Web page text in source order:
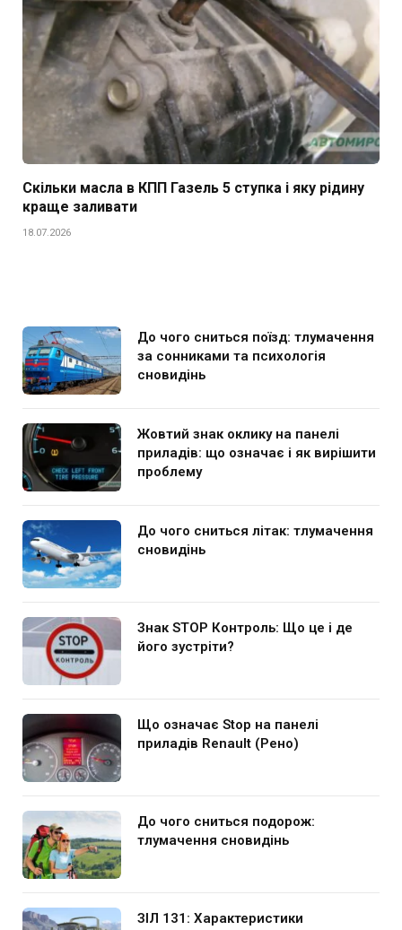
Скільки масла в КПП Газель 5 ступка і яку рідину
краще заливати
18.07.2026
До чого сниться поїзд: тлумачення
за сонниками та психологія
сновидінь
Жовтий знак оклику на панелі
приладів: що означає і як вирішити
проблему
До чого сниться літак: тлумачення
сновидінь
Знак STOP Контроль: Що це і де
його зустріти?
Що означає Stop на панелі
приладів Renault (Рено)
До чого сниться подорож:
тлумачення сновидінь
ЗІЛ 131: Характеристики